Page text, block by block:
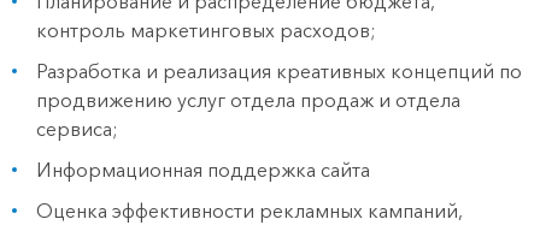
контроль маркетинговых расходов;
Разработка и реализация креативных концепций по
продвижению услуг отдела продаж и отдела
сервиса;
Информационная поддержка сайта
Оценка эффективности рекламных кампаний,